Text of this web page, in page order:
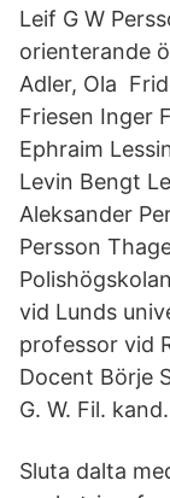
Leif G W
orienterande
Adler, Ola
Friesen Inger
Ephraim
Levin Bengt
Aleksander
Persson
vid Lunds
professor vid
Docent Börje
G. W. Fil. kand.
Sluta dalta